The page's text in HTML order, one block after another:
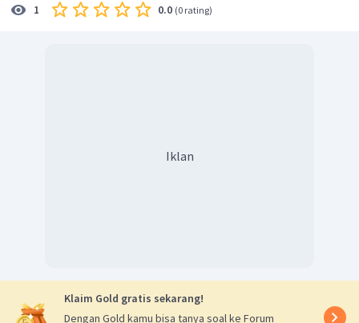
Di dapatkan akar-akar persamaan kuadrat, kemudian cari
nilai
1 0.0 (0 rating)
Iklan
Klaim Gold gratis sekarang!
Dengan Gold kamu bisa tanya soal ke Forum